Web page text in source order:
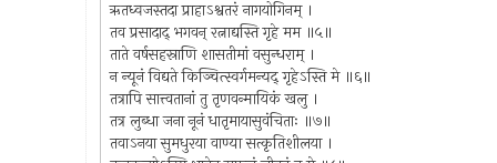
ऋतध्वजस्तदा प्राहाऽश्वतरं नागयोगिनम् ।
तव प्रसादाद् भगवन् रत्नाद्यस्ति गृहे मम ॥५॥
ताते वर्षसहस्राणि शासतीमां वसुन्धराम् ।
न न्यूनं विद्यते किञ्चित्स्वर्गमन्यद् गृहेऽस्ति मे ॥६॥
तत्रापि सात्त्वतानां तु तृणवन्मायिकं खलु ।
तत्र लुब्धा जना नूनं धातृमायासुवंचिताः ॥७॥
तवाऽनया सुमधुरया वाण्या सत्कृतिशीलया ।